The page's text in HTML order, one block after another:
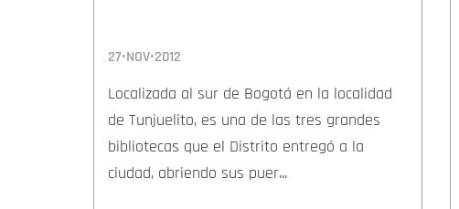
27•NOV•2012
Localizada al sur de Bogotá en la localidad
de Tunjuelito, es una de las tres grandes
bibliotecas que el Distrito entregó a la
ciudad, abriendo sus puer...